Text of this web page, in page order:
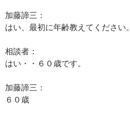
加藤諦三：
はい、最初に年齢教えてください。
相談者：
はい・・６０歳です。
加藤諦三：
６０歳